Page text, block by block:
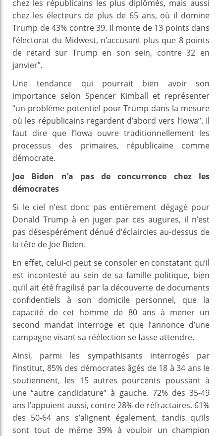
chez les républicains les plus diplômés, mais aussi
chez les électeurs de plus de 65 ans, où il domine
Trump de 43% contre 39. Il monte de 13 points dans
l’électorat du Midwest, n’accusant plus que 8 points
de retard sur Trump en son sein, contre 32 en
janvier”.
Une tendance qui pourrait bien avoir son
importance selon Spencer Kimball et représenter
“un problème potentiel pour Trump dans la mesure
où les républicains regardent d’abord vers l’Iowa”. Il
faut dire que l’Iowa ouvre traditionnellement les
processus des primaires, républicaine comme
démocrate.
Joe Biden n’a pas de concurrence chez les
démocrates
Si le ciel n’est donc pas entièrement dégagé pour
Donald Trump à en juger par ces augures, il n’est
pas désespérément dénué d’éclaircies au-dessus de
la tête de Joe Biden.
En effet, celui-ci peut se consoler en constatant qu’il
est incontesté au sein de sa famille politique, bien
qu’il ait été fragilisé par la découverte de documents
confidentiels à son domicile personnel, que la
capacité de cet homme de 80 ans à mener un
second mandat interroge et que l’annonce d’une
campagne visant sa réélection se fasse attendre.
Ainsi, parmi les sympathisants interrogés par
l’institut, 85% des démocrates âgés de 18 à 34 ans le
soutiennent, les 15 autres pourcents poussant à
une “autre candidature” à gauche. 72% des 35-49
ans l’appuient aussi, contre 28% de réfractaires. 61%
des 50-64 ans s’alignent également, tandis qu’ils
sont tout de même 39% à vouloir un champion